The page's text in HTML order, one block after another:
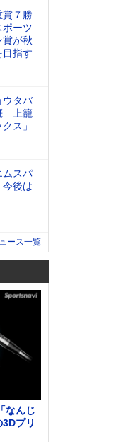
賞７勝
ーツ
が秋
指す
ウタバ
上籠
ス」
ムスパ
後は
ース一覧
なんじ
プリ